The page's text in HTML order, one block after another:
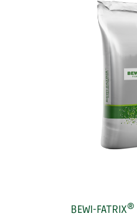
BEWI-FATRIX®